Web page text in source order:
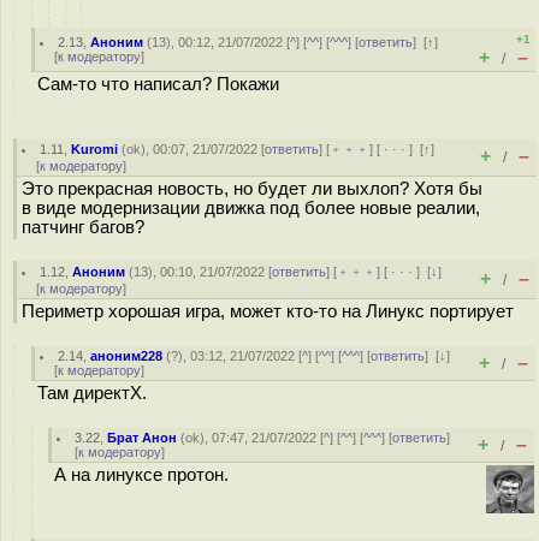
2.13 ,Аноним (13), 00:12, 21/07/2022 [^] [^^] [^^^] [ответить][↑]
[к модератору]
+1
+ / –
Сам-то что написал? Покажи
1.11 ,Kuromi (ok), 00:07, 21/07/2022 [ответить] [ ﹢﹢﹢] [ · · ·][↑]
[к модератору] + / –
Это прекрасная новость, но будет ли выхлоп? Хотя бы
в виде модернизации движка под более новые реалии,
патчинг багов?
1.12 ,Аноним (13), 00:10, 21/07/2022 [ответить] [ ﹢﹢﹢] [ · · ·][↓]
[к модератору] + / –
Периметр хорошая игра, может кто-то на Линукс портирует
2.14 ,аноним228 (?), 03:12, 21/07/2022 [^] [^^] [^^^] [ответить][↓]
[к модератору] + / –
Там директХ.
3.22 ,Брат Анон (ok), 07:47, 21/07/2022 [^] [^^] [^^^] [ответить]
[к модератору] + / –
А на линуксе протон.